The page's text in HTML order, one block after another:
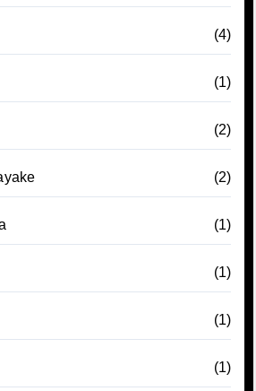
(4)
(1)
(2)
(2)
(1)
(1)
(1)
(1)